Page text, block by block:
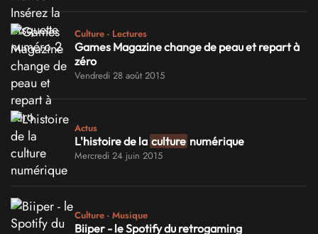
Culture - Lectures
Games Magazine change de peau et repart à
zéro
Vendredi 28 août 2015
Actus
L'histoire de la culture numérique
Mercredi 24 juin 2015
Culture - Musique
Biiper - le Spotify du retrogaming